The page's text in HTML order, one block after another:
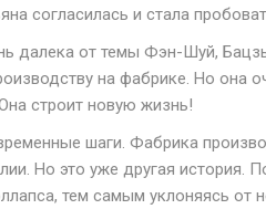
согласилась и стала
далека от темы Фэн-Шуй,
на фабрике. Но она
строит новую жизнь!
шаги. Фабрика
Но это уже другая история.
тем самым уклоняясь от